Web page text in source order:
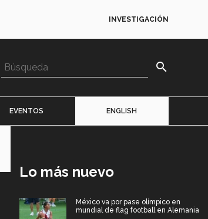
INVESTIGACIÓN
search
EVENTOS ENGLISH
Lo más nuevo
México va por pase olímpico en
mundial de flag football en Alemania